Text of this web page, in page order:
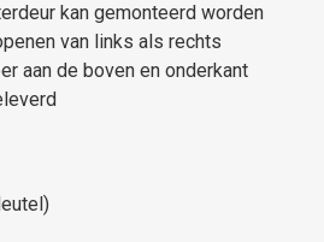
kan gemonteerd worden
van links als rechts
aan de boven en onderkant